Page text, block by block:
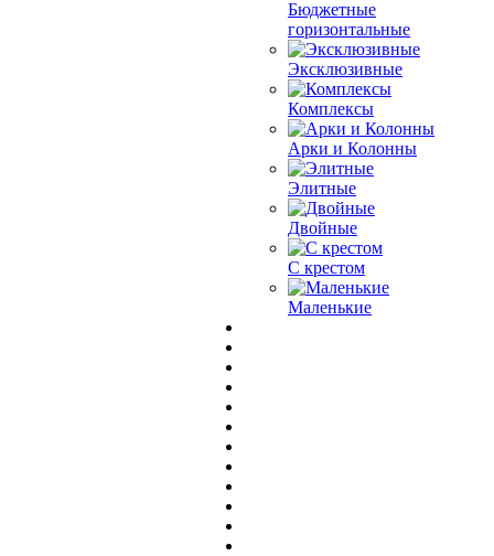
Бюджетные
горизонтальные
Эксклюзивные
Комплексы
Арки и Колонны
Элитные
Двойные
С крестом
Маленькие